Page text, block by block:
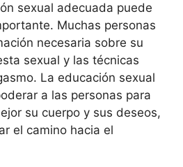
sexual adecuada puede
Muchas personas
necesaria sobre su
sexual y las técnicas
La educación sexual
a las personas para
su cuerpo y sus deseos,
el camino hacia el